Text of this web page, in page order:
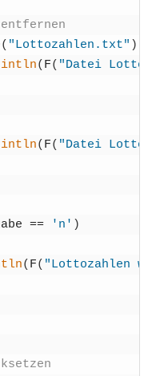
( "Lottozahlen.txt" )
( F( "Datei
( F( "Datei
== 'n' )
( F( "Lot­to­zah­len